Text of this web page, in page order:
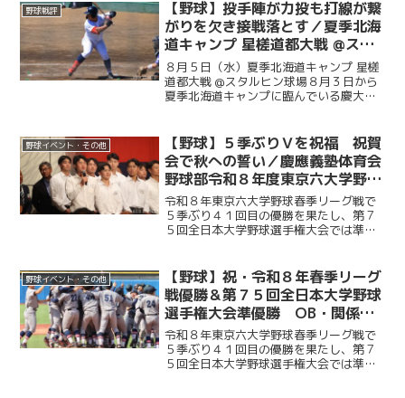
ティアリーグの選抜チームと試合を行っ
た。初回に今津慶介（総４...
野球戦評
【野球】投手陣が力投も打線が繋
がりを欠き接戦落とす／夏季北海
道キャンプ 星槎道都大戦 @スタ
ルヒン球場
８月５日（水）夏季北海道キャンプ 星槎
道都大戦 @スタルヒン球場８月３日から
夏季北海道キャンプに臨んでいる慶大。
（商４・慶應）が相手打線に得点を許
し、２点を追う展開に。そ...
野球イベント・その他
【野球】５季ぶりＶを祝福 祝賀
会で秋への誓い／慶應義塾体育会
野球部令和８年度東京六大学野球
春季リーグ戦優勝 祝賀会～前編
～
令和８年東京六大学野球春季リーグ戦で
５季ぶり４１回目の優勝を果たし、第７
５回全日本大学野球選手権大会では準優
人が集まり、選手たちの健闘をたたえ
た。前編では、堀井監督の挨...
野球イベント・その他
【野球】祝・令和８年春季リーグ
戦優勝＆第７５回全日本大学野球
選手権大会準優勝 OB・関係者
からのお祝いメッセージ
令和８年東京六大学野球春季リーグ戦で
５季ぶり４１回目の優勝を果たし、第７
５回全日本大学野球選手権大会では準優